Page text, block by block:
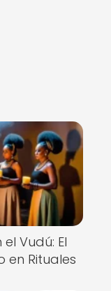
Vudú: El
en Rituales